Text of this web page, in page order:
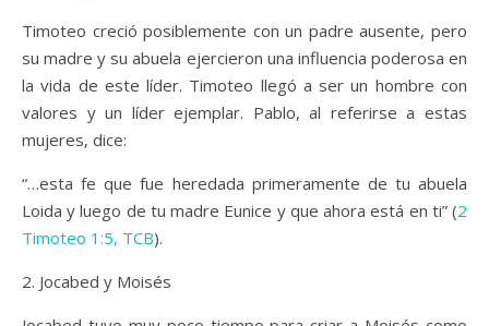
Timoteo creció posiblemente con un padre ausente, pero
su madre y su abuela ejercieron una influencia poderosa en
la vida de este líder. Timoteo llegó a ser un hombre con
valores y un líder ejemplar. Pablo, al referirse a estas
mujeres, dice:
“…esta fe que fue heredada primeramente de tu abuela
Loida y luego de tu madre Eunice y que ahora está en ti” (2
Timoteo 1:5, TCB).
2. Jocabed y Moisés